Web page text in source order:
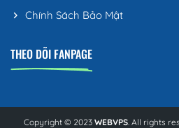
Chính Sách Bảo Mật
THEO DÕI FANPAGE
Copyright © 2023 WEBVPS. All rights